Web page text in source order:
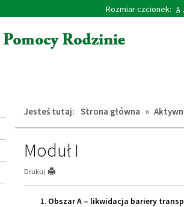
Rozmiar czcionek: A
Jesteś tutaj: Strona główna »
Moduł I
Drukuj
Obszar A – likwidacja bariery